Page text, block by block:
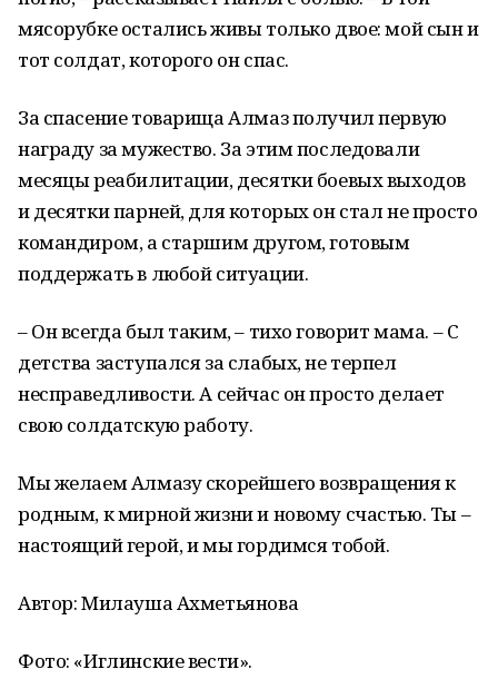
мясорубке остались живы только двое: мой сын и
тот солдат, которого он спас.
За спасение товарища Алмаз получил первую
награду за мужество. За этим последовали
месяцы реабилитации, десятки боевых выходов
и десятки парней, для которых он стал не просто
командиром, а старшим другом, готовым
поддержать в любой ситуации.
– Он всегда был таким, – тихо говорит мама. – С
детства заступался за слабых, не терпел
несправедливости. А сейчас он просто делает
свою солдатскую работу.
Мы желаем Алмазу скорейшего возвращения к
родным, к мирной жизни и новому счастью. Ты –
настоящий герой, и мы гордимся тобой.
Автор: Милауша Ахметьянова
Фото: «Иглинские вести».